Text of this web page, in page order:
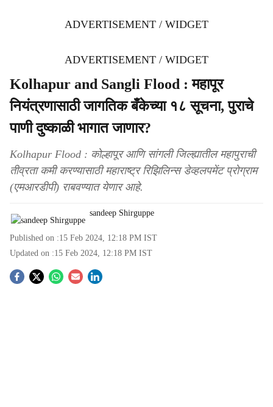
ADVERTISEMENT / WIDGET
ADVERTISEMENT / WIDGET
Kolhapur and Sangli Flood : महापूर
नियंत्रणासाठी जागतिक बँकेच्या १८ सूचना, पुराचे
पाणी दुष्काळी भागात जाणार?
Kolhapur Flood : कोल्हापूर आणि सांगली जिल्ह्यातील महापुराची
तीव्रता कमी करण्यासाठी महाराष्ट्र रिझिलिन्स डेव्हलपमेंट प्रोग्राम
(एमआरडीपी) राबवण्यात येणार आहे.
sandeep Shirguppe
Published on :15 Feb 2024, 12:18 PM IST
Updated on :15 Feb 2024, 12:18 PM IST
S